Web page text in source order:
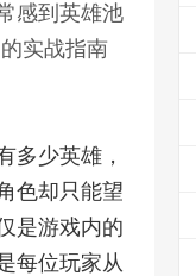
感到英雄池
实战指南
多少英雄，
色却只能望
是游戏内的
每位玩家从